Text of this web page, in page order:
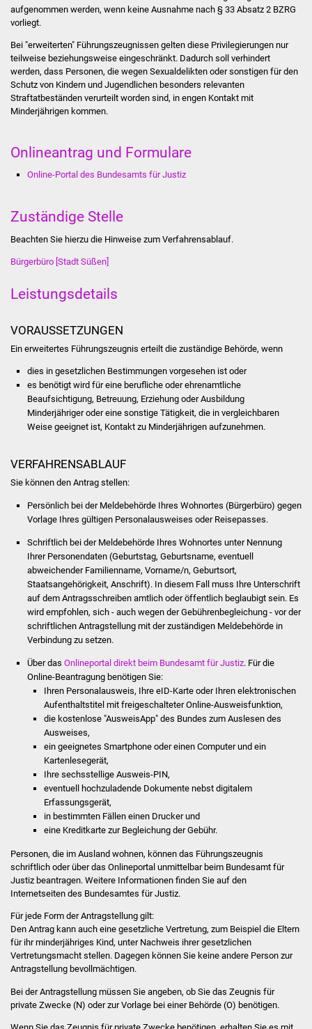
Presse
Bürger & Service
Dienstleistungen
Kindergärten
Kolping-Musikschule
Volkshochschule
Lokale Agenda
Jugendhaus
Fachteam Jugend
Kinder- und
Familienzentrum
Stadtwerke
Suenergie
NETZMonitor
Gesundheit und Notfall
Ärzte und Apotheken
Pflege von Angehörigen
Hitzewarnung / UV-
Index
Bürgerbus (MOBS)
Kultur & Freizeit
aufgenommen werden, wenn keine Ausnahme nach § 33 Absatz 2 BZRG
vorliegt.
Bei "erweiterten" Führungszeugnissen gelten diese Privilegierungen nur
teilweise beziehungsweise eingeschränkt. Dadurch soll verhindert
werden, dass Personen, die wegen Sexualdelikten oder sonstigen für den
Schutz von Kindern und Jugendlichen besonders relevanten
Straftatbeständen verurteilt worden sind, in engen Kontakt mit
Minderjährigen kommen.
Onlineantrag und Formulare
Online-Portal des Bundesamts für Justiz
Zuständige Stelle
Beachten Sie hierzu die Hinweise zum Verfahrensablauf.
Bürgerbüro [Stadt Süßen]
Leistungsdetails
VORAUSSETZUNGEN
Ein erweitertes Führungszeugnis erteilt die zuständige Behörde, wenn
dies in gesetzlichen Bestimmungen vorgesehen ist oder
es benötigt wird für eine berufliche oder ehrenamtliche
Beaufsichtigung, Betreuung, Erziehung oder Ausbildung
Minderjähriger oder eine sonstige Tätigkeit, die in vergleichbaren
Weise geeignet ist, Kontakt zu Minderjährigen aufzunehmen.
VERFAHRENSABLAUF
Sie können den Antrag stellen:
Persönlich bei der Meldebehörde Ihres Wohnortes (Bürgerbüro) gegen
Vorlage Ihres gültigen Personalausweises oder Reisepasses.
Schriftlich bei der Meldebehörde Ihres Wohnortes unter Nennung
Ihrer Personendaten(Geburtstag, Geburtsname, eventuell
abweichender Familienname, Vorname/n, Geburtsort,
Staatsangehörigkeit, Anschrift). In diesem Fall muss Ihre Unterschrift
auf dem Antragsschreiben amtlich oder öffentlich beglaubigt sein. Es
wird empfohlen, sich - auch wegen der Gebührenbegleichung - vor der
schriftlichen Antragstellung mit der zuständigen Meldebehörde in
Verbindung zu setzen.
Über das Onlineportal direkt beim Bundesamt für Justiz. Für die
Online-Beantragung benötigen Sie:
Ihren Personalausweis, Ihre eID-Karte oder Ihren elektronischen
Aufenthaltstitel mit freigeschalteter Online-Ausweisfunktion,
die kostenlose "AusweisApp" des Bundes zum Auslesen des
Ausweises,
ein geeignetes Smartphone oder einen Computer und ein
Kartenlesegerät,
Ihre sechsstellige Ausweis-PIN,
eventuell hochzuladende Dokumente nebst digitalem
Erfassungsgerät,
in bestimmten Fällen einen Drucker und
eine Kreditkarte zur Begleichung der Gebühr.
Personen, die im Ausland wohnen, können das Führungszeugnis
schriftlich oder über das Onlineportal unmittelbar beim Bundesamt für
Justiz beantragen. Weitere Informationen finden Sie auf den
Internetseiten des Bundesamtes für Justiz.
Für jede Form der Antragstellung gilt:
Den Antrag kann auch eine gesetzliche Vertretung, zum Beispiel die Eltern
für ihr minderjähriges Kind, unter Nachweis ihrer gesetzlichen
Vertretungsmacht stellen. Dagegen können Sie keine andere Person zur
Antragstellung bevollmächtigen.
Bei der Antragstellung müssen Sie angeben, ob Sie das Zeugnis für
private Zwecke (N) oder zur Vorlage bei einer Behörde (O) benötigen.